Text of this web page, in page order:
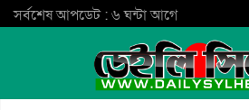
সর্বশেষ আপডেট : ৬ ঘন্টা আগে